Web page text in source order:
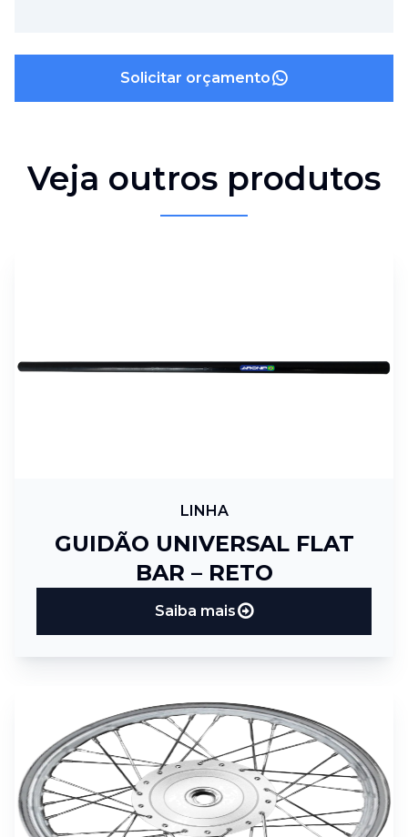
Solicitar orçamento
Veja outros produtos
LINHA
GUIDÃO UNIVERSAL FLAT
BAR – RETO
Saiba mais